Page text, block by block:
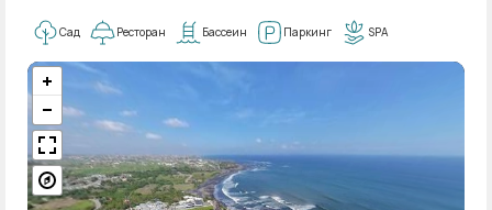
Сад Ресторан Бассеин Паркинг SPA